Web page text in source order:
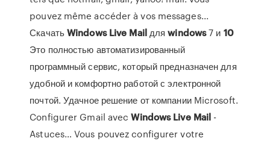
pouvez même accéder à vos messages...
СкачатьWindows Live Mailдляwindows7 и 10
Это полностью автоматизированный
программный сервис, который предназначен для
удобной и комфортно работой с электронной
почтой. Удачное решение от компании Microsoft.
Configurer Gmail avecWindows Live Mail -
Astuces… Vous pouvez configurer votre